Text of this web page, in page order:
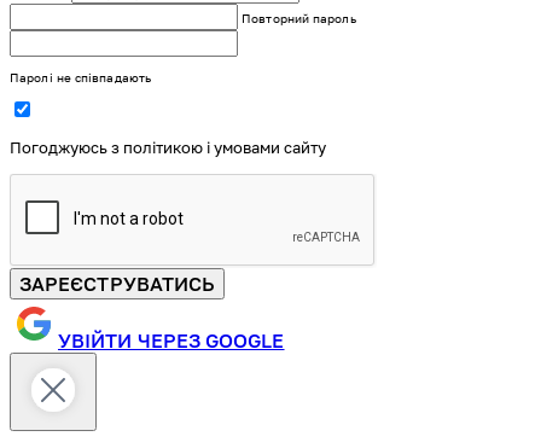
Повторний пароль
Паролі не співпадають
Погоджуюсь з політикою і умовами сайту
ЗАРЕЄСТРУВАТИСЬ
УВІЙТИ ЧЕРЕЗ GOOGLE